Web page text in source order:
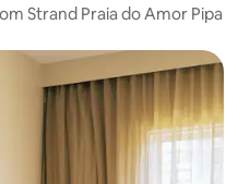
Strand Praia do Amor Pipa